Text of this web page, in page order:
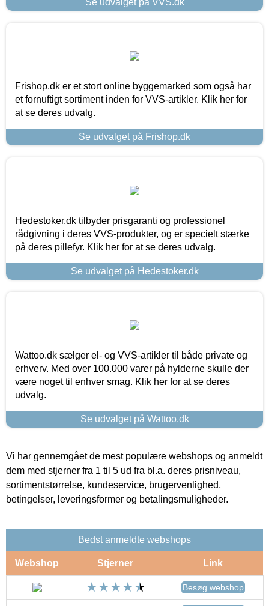
Frishop.dk er et stort online byggemarked som også har
et fornuftigt sortiment inden for VVS-artikler. Klik her for
at se deres udvalg.
Se udvalget på Frishop.dk
Hedestoker.dk tilbyder prisgaranti og professionel
rådgivning i deres VVS-produkter, og er specielt stærke
på deres pillefyr. Klik her for at se deres udvalg.
Se udvalget på Hedestoker.dk
Wattoo.dk sælger el- og VVS-artikler til både private og
erhverv. Med over 100.000 varer på hylderne skulle der
være noget til enhver smag. Klik her for at se deres
udvalg.
Se udvalget på Wattoo.dk
Vi har gennemgået de mest populære webshops og anmeldt
dem med stjerner fra 1 til 5 ud fra bl.a. deres prisniveau,
sortimentstørrelse, kundeservice, brugervenlighed,
betingelser, leveringsformer og betalingsmuligheder.
Bedst anmeldte webshops
Webshop Stjerner Link
Besøg webshop